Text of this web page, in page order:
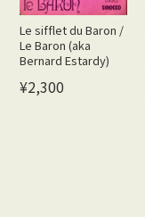
Le sifflet du Baron /
Le Baron (aka
Bernard Estardy)
¥2,300